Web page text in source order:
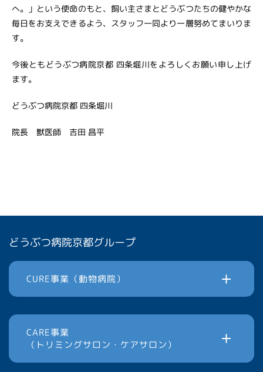
へ。」という使命のもと、飼い主さまとどうぶつたちの健やかな
毎日をお支えできるよう、スタッフ一同より一層努めてまいりま
す。
今後ともどうぶつ病院京都 四条堀川をよろしくお願い申し上げ
ます。
どうぶつ病院京都 四条堀川
院長 獣医師 吉田 昌平
どうぶつ病院京都グループ
CURE事業（動物病院）
CARE事業
（トリミングサロン・ケアサロン）